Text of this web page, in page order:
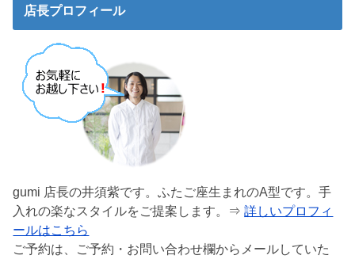
店長プロフィール
gumi 店長の井須紫です。ふたご座生まれのA型です。手
入れの楽なスタイルをご提案します。⇒詳しいプロフィ
ールはこちら
ご予約は、ご予約・お問い合わせ欄からメールしていた